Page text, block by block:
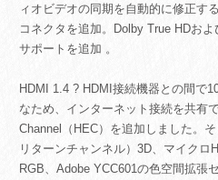
ィオビデオの同期を自動的に修正す
コネクタを追加。Dolby True HDお
サポートを追加 。
HDMI 1.4 ? HDMI接続機器との間で
なため、インターネット接続を共有
Channel（HEC）を追加しました。
リターンチャンネル）3D、マイク
RGB、Adobe YCC601の色空間拡張